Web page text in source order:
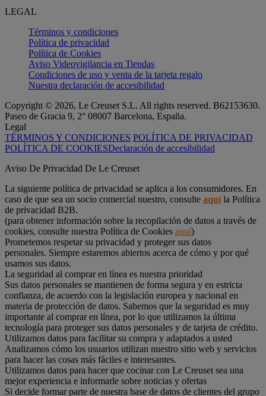
LEGAL
Términos y condiciones
Política de privacidad
Política de Cookies
Aviso Videovigilancia en Tiendas
Condiciones de uso y venta de la tarjeta regalo
Nuestra declaración de accesibilidad
Copyright © 2026, Le Creuset S.L. All rights reserved. B62153630.
Paseo de Gracia 9, 2° 08007 Barcelona, España.
Legal
TÉRMINOS Y CONDICIONES POLÍTICA DE PRIVACIDAD
POLÍTICA DE COOKIESDeclaración de accesibilidad
Aviso De Privacidad De Le Creuset
La siguiente política de privacidad se aplica a los consumidores. En
caso de que sea un socio comercial nuestro, consulte aquíla Política
de privacidad B2B.
(para obtener información sobre la recopilación de datos a través de
cookies, consulte nuestra Política de Cookies aquí)
Prometemos respetar su privacidad y proteger sus datos
personales. Siempre estaremos abiertos acerca de cómo y por qué
usamos sus datos.
La seguridad al comprar en línea es nuestra prioridad
Sus datos personales se mantienen de forma segura y en estricta
confianza, de acuerdo con la legislación europea y nacional en
materia de protección de datos. Sabemos que la seguridad es muy
importante al comprar en línea, por lo que utilizamos la última
tecnología para proteger sus datos personales y de tarjeta de crédito.
Utilizamos datos para facilitar su compra y adaptados a usted
Analizamos cómo los usuarios utilizan nuestro sitio web y servicios
para hacer las cosas más fáciles e interesantes.
Utilizamos datos para hacer que cocinar con Le Creuset sea una
mejor experiencia e informarle sobre noticias y ofertas
Si decide formar parte de nuestra base de datos de clientes del grupo